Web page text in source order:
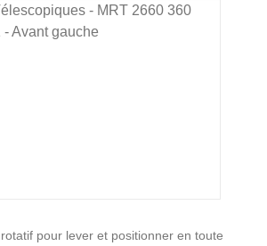
d'images
pour lever et positionner en toute